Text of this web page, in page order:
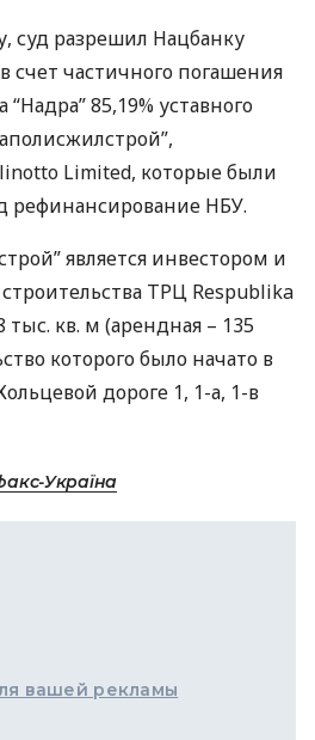
суд разрешил Нацбанку
счет частичного погашения
85,19% уставного
Limited, которые были
рефинансирование НБУ.
является инвестором и
ТРЦ Respublika
кв. м (арендная – 135
которого было начато в
дороге 1, 1-а, 1-в
Україна
вашей рекламы